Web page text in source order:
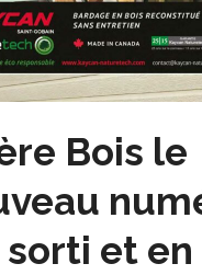
Bois le
et en